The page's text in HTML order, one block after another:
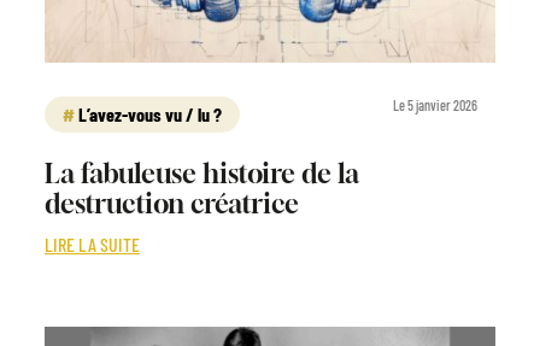
L’avez-vous vu / lu ? Le 5 janvier 2026
La fabuleuse histoire de la
destruction créatrice
LIRE LA SUITE